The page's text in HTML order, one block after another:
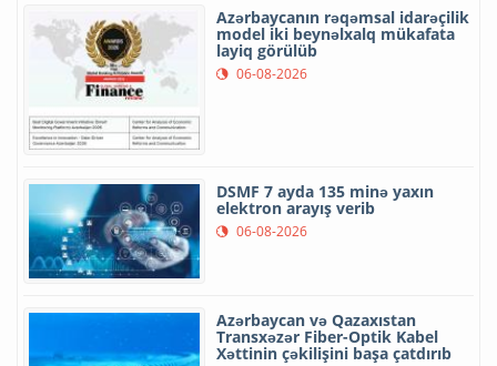
Azərbaycanın rəqəmsal idarəçilik
model iki beynəlxalq mükafata
layiq görülüb
06-08-2026
DSMF 7 ayda 135 minə yaxın
elektron arayış verib
06-08-2026
Azərbaycan və Qazaxıstan
Transxəzər Fiber-Optik Kabel
Xəttinin çəkilişini başa çatdırıb